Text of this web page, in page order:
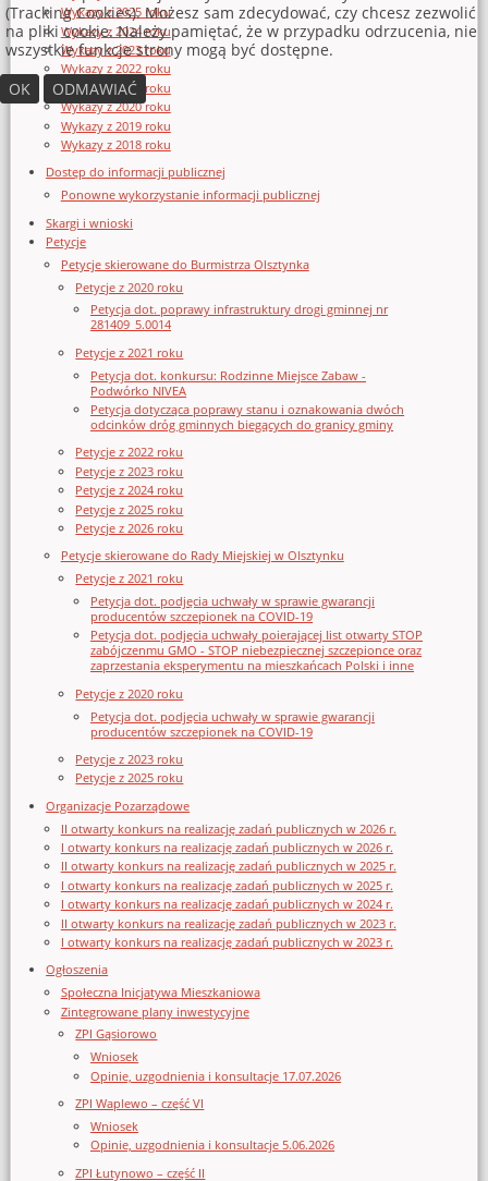
Wykazy z 2025 roku
Wykazy z 2024 roku
Wykazy z 2023 roku
Wykazy z 2022 roku
Wykazy z 2021 roku
Wykazy z 2020 roku
Wykazy z 2019 roku
Wykazy z 2018 roku
Dostęp do informacji publicznej
Ponowne wykorzystanie informacji publicznej
Skargi i wnioski
Petycje
Petycje skierowane do Burmistrza Olsztynka
Petycje z 2020 roku
Petycja dot. poprawy infrastruktury drogi gminnej nr
281409_5.0014
Petycje z 2021 roku
Petycja dot. konkursu: Rodzinne Miejsce Zabaw -
Podwórko NIVEA
Petycja dotycząca poprawy stanu i oznakowania dwóch
odcinków dróg gminnych biegących do granicy gminy
Petycje z 2022 roku
Petycje z 2023 roku
Petycje z 2024 roku
Petycje z 2025 roku
Petycje z 2026 roku
Petycje skierowane do Rady Miejskiej w Olsztynku
Petycje z 2021 roku
Petycja dot. podjęcia uchwały w sprawie gwarancji
producentów szczepionek na COVID-19
Petycja dot. podjęcia uchwały poierającej list otwarty STOP
zabójczenmu GMO - STOP niebezpiecznej szczepionce oraz
zaprzestania eksperymentu na mieszkańcach Polski i inne
Petycje z 2020 roku
Petycja dot. podjęcia uchwały w sprawie gwarancji
producentów szczepionek na COVID-19
Petycje z 2023 roku
Petycje z 2025 roku
Organizacje Pozarządowe
II otwarty konkurs na realizację zadań publicznych w 2026 r.
I otwarty konkurs na realizację zadań publicznych w 2026 r.
II otwarty konkurs na realizację zadań publicznych w 2025 r.
I otwarty konkurs na realizację zadań publicznych w 2025 r.
I otwarty konkurs na realizację zadań publicznych w 2024 r.
II otwarty konkurs na realizację zadań publicznych w 2023 r.
I otwarty konkurs na realizację zadań publicznych w 2023 r.
Ogłoszenia
Społeczna Inicjatywa Mieszkaniowa
Zintegrowane plany inwestycyjne
ZPI Gąsiorowo
Wniosek
Opinie, uzgodnienia i konsultacje 17.07.2026
ZPI Waplewo – część VI
Wniosek
Opinie, uzgodnienia i konsultacje 5.06.2026
ZPI Łutynowo – część II
(Tracking Cookies). Możesz sam zdecydować, czy chcesz zezwolić
na pliki cookie. Należy pamiętać, że w przypadku odrzucenia, nie
wszystkie funkcje strony mogą być dostępne.
OK
ODMAWIAĆ